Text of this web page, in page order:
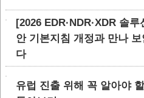
[2026 EDR·NDR·XDR 솔
안 기본지침 개정과 만나
다
유럽 진출 위해 꼭 알아야